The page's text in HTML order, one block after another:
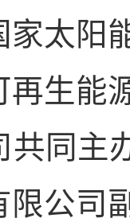
阳能
再生能
同主
限公司